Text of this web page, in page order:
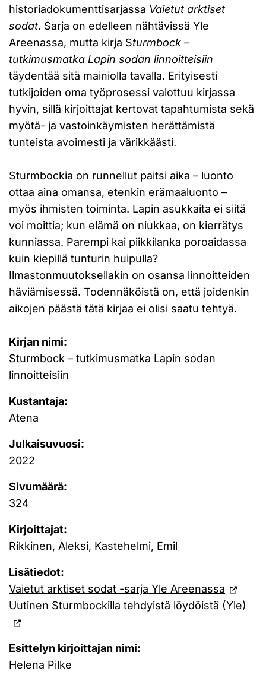
historiadokumenttisarjassa Vaietut arktiset
sodat. Sarja on edelleen nähtävissä Yle
Areenassa, mutta kirja Sturmbock –
tutkimusmatka Lapin sodan linnoitteisiin
täydentää sitä mainiolla tavalla. Erityisesti
tutkijoiden oma työprosessi valottuu kirjassa
hyvin, sillä kirjoittajat kertovat tapahtumista sekä
myötä- ja vastoinkäymisten herättämistä
tunteista avoimesti ja värikkäästi.
Sturmbockia on runnellut paitsi aika – luonto
ottaa aina omansa, etenkin erämaaluonto –
myös ihmisten toiminta. Lapin asukkaita ei siitä
voi moittia; kun elämä on niukkaa, on kierrätys
kunniassa. Parempi kai piikkilanka poroaidassa
kuin kiepillä tunturin huipulla?
Ilmastonmuutoksellakin on osansa linnoitteiden
häviämisessä. Todennäköistä on, että joidenkin
aikojen päästä tätä kirjaa ei olisi saatu tehtyä.
Kirjan nimi:
Sturmbock – tutkimusmatka Lapin sodan
linnoitteisiin
Kustantaja:
Atena
Julkaisuvuosi:
2022
Sivumäärä:
324
Kirjoittajat:
Rikkinen, Aleksi, Kastehelmi, Emil
Lisätiedot:
Vaietut arktiset sodat -sarja Yle Areenassa
Uutinen Sturmbockilla tehdyistä löydöistä (Yle)
Esittelyn kirjoittajan nimi:
Helena Pilke